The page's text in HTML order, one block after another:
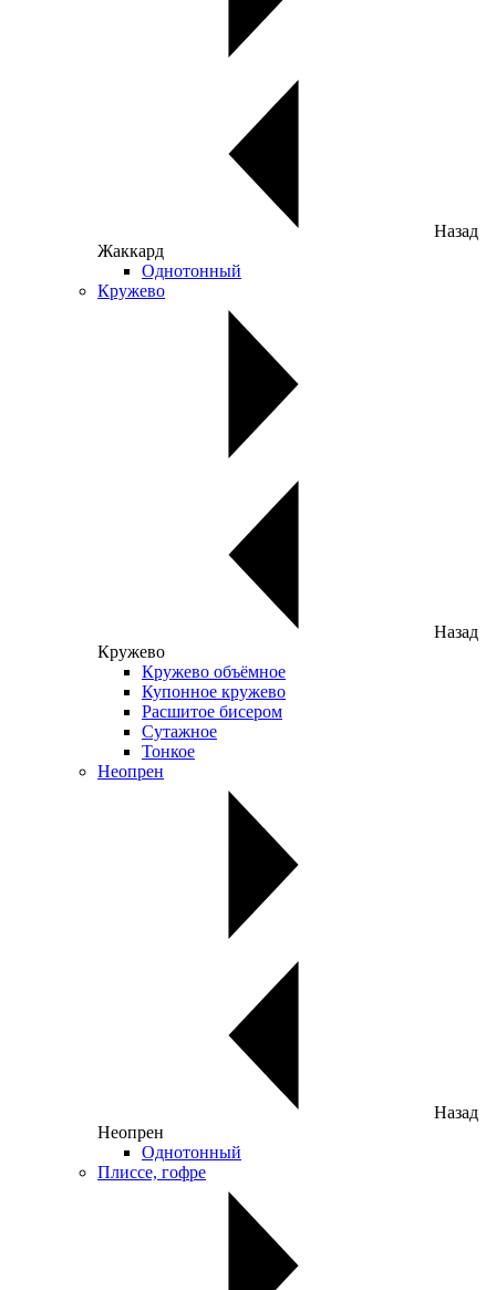
Назад
Жаккард
Однотонный
Кружево
Назад
Кружево
Кружево объёмное
Купонное кружево
Расшитое бисером
Сутажное
Тонкое
Неопрен
Назад
Неопрен
Однотонный
Плиссе, гофре